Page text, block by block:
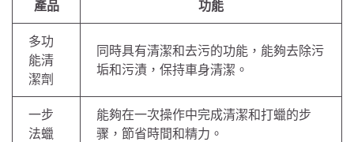
產品 功能
多功
能清
潔劑
同時具有清潔和去污的功能，能夠去除污
垢和污漬，保持車身清潔。
一步
法蠟
能夠在一次操作中完成清潔和打蠟的步
骤，節省時間和精力。